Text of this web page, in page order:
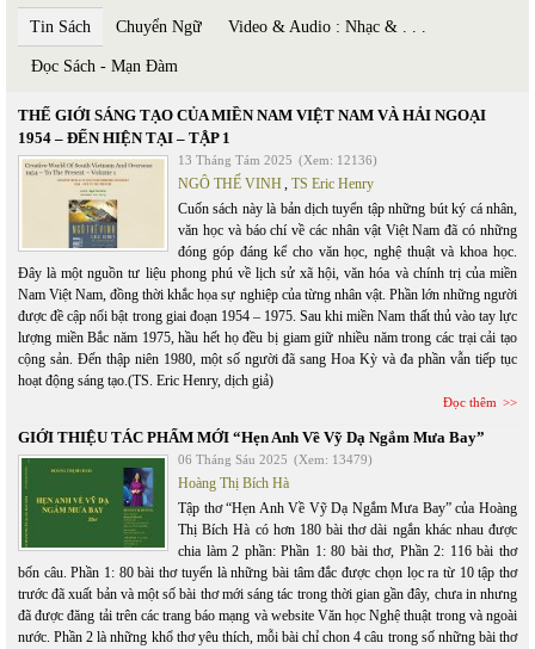
Tin Sách Chuyển Ngữ Video & Audio : Nhạc & . . .
Đọc Sách - Mạn Đàm
THẾ GIỚI SÁNG TẠO CỦA MIỀN NAM VIỆT NAM VÀ HẢI NGOẠI
1954 – ĐẾN HIỆN TẠI – TẬP 1
13 Tháng Tám 2025 (Xem: 12136)
NGÔ THẾ VINH, TS Eric Henry
Cuốn sách này là bản dịch tuyển tập những bút ký cá nhân,
văn học và báo chí về các nhân vật Việt Nam đã có những
đóng góp đáng kể cho văn học, nghệ thuật và khoa học.
Đây là một nguồn tư liệu phong phú về lịch sử xã hội, văn hóa và chính trị của miền
Nam Việt Nam, đồng thời khắc họa sự nghiệp của từng nhân vật. Phần lớn những người
được đề cập nổi bật trong giai đoạn 1954 – 1975. Sau khi miền Nam thất thủ vào tay lực
lượng miền Bắc năm 1975, hầu hết họ đều bị giam giữ nhiều năm trong các trại cải tạo
cộng sản. Đến thập niên 1980, một số người đã sang Hoa Kỳ và đa phần vẫn tiếp tục
hoạt động sáng tạo.(TS. Eric Henry, dịch giả)
Đọc thêm
GIỚI THIỆU TÁC PHẨM MỚI “Hẹn Anh Về Vỹ Dạ Ngắm Mưa Bay”
06 Tháng Sáu 2025 (Xem: 13479)
Hoàng Thị Bích Hà
Tập thơ “Hẹn Anh Về Vỹ Dạ Ngắm Mưa Bay” của Hoàng
Thị Bích Hà có hơn 180 bài thơ dài ngắn khác nhau được
chia làm 2 phần: Phần 1: 80 bài thơ, Phần 2: 116 bài thơ
bốn câu. Phần 1: 80 bài thơ tuyển là những bài tâm đắc được chọn lọc ra từ 10 tập thơ
trước đã xuất bản và một số bài thơ mới sáng tác trong thời gian gần đây, chưa in nhưng
đã được đăng tải trên các trang báo mạng và website Văn học Nghệ thuật trong và ngoài
nước. Phần 2 là những khổ thơ yêu thích, mỗi bài chỉ chon 4 câu trong số những bài thơ